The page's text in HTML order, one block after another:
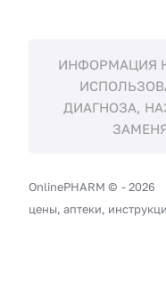
ИНФОРМАЦИЯ
ДИАГНОЗА,
OnlinePHARM © -2026
цены, аптеки,